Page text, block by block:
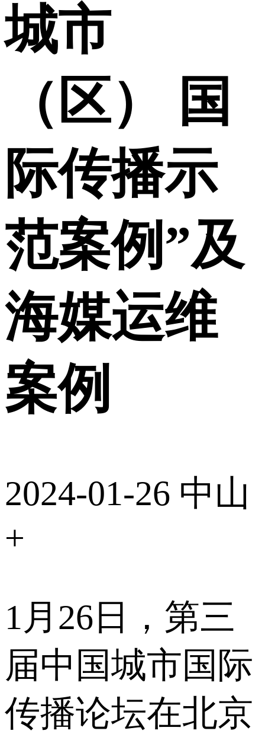
城市
（区） 国
际传播示
范案例”及
海媒运维
案例
2024-01-26 中山
+
1月26日，第三
届中国城市国际
传播论坛在北京